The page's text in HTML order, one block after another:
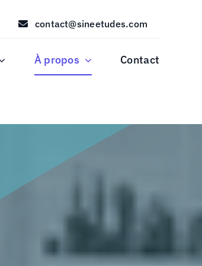
contact@sineetudes.com
À propos Contact